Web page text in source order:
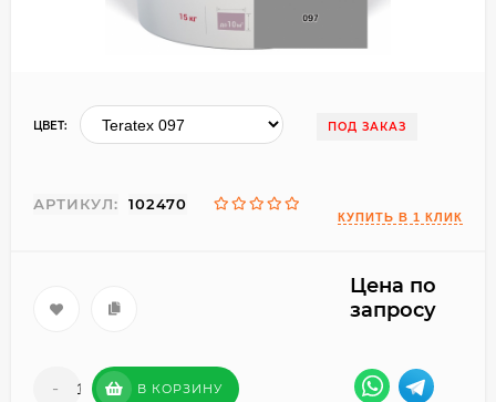
ЦВЕТ: ПОД ЗАКАЗ
АРТИКУЛ: 102470
Цена по
запросу
- + В КОРЗИНУ